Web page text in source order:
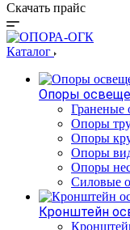
Скачать прайс
Каталог
Опоры
Граненые
Опоры
Опоры
Опоры
Опоры
Силовые
Кронштейн